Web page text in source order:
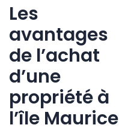
Les
avantages
de l’achat
d’une
propriété à
l’île Maurice